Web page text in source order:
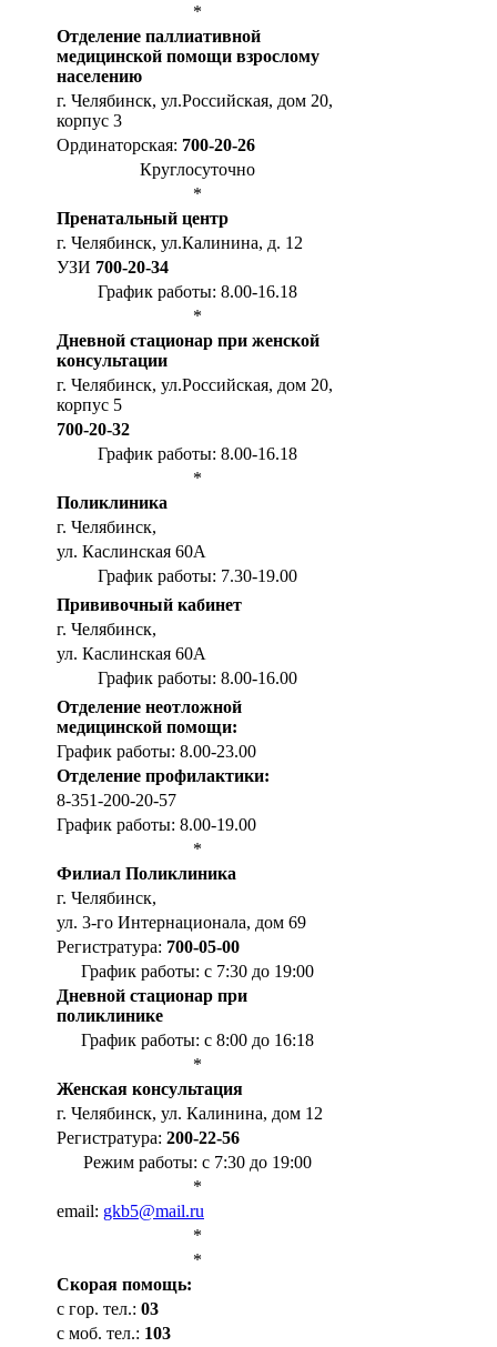
*
Отделение паллиативной
медицинской помощи взрослому
населению
г. Челябинск, ул.Российская, дом 20,
корпус 3
Ординаторская: 700-20-26
Круглосуточно
*
Пренатальный центр
г. Челябинск, ул.Калинина, д. 12
УЗИ 700-20-34
График работы: 8.00-16.18
*
Дневной стационар при женской
консультации
г. Челябинск, ул.Российская, дом 20,
корпус 5
700-20-32
График работы: 8.00-16.18
*
Поликлиника
г. Челябинск,
ул. Каслинская 60А
График работы: 7.30-19.00
Прививочный кабинет
г. Челябинск,
ул. Каслинская 60А
График работы: 8.00-16.00
Отделение неотложной
медицинской помощи:
График работы: 8.00-23.00
Отделение профилактики:
8-351-200-20-57
График работы: 8.00-19.00
*
Филиал Поликлиника
г. Челябинск,
ул. 3-го Интернационала, дом 69
Регистратура: 700-05-00
График работы: с 7:30 до 19:00
Дневной стационар при
поликлинике
График работы: с 8:00 до 16:18
*
Женская консультация
г. Челябинск, ул. Калинина, дом 12
Регистратура: 200-22-56
Режим работы: с 7:30 до 19:00
*
email: gkb5@mail.ru
*
*
Cкорая помощь:
с гор. тел.: 03
с моб. тел.: 103